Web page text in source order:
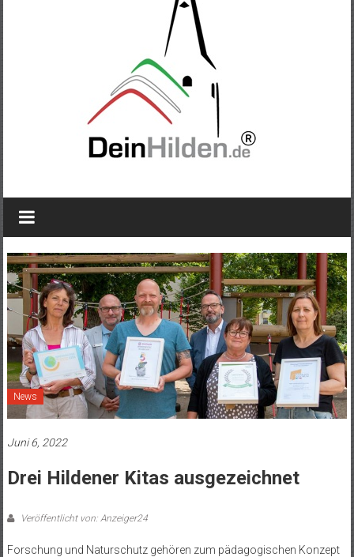
News
Juni 6, 2022
Drei Hildener Kitas ausgezeichnet
Veröffentlicht von: Anzeiger24
Forschung und Naturschutz gehören zum pädagogischen Konzept